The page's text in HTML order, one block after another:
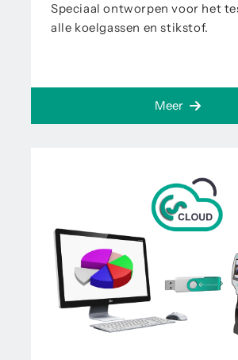
Speciaal ontworpen voor het
alle koelgassen en stikstof.
Meer